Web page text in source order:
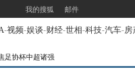
我的搜狐 邮件
-视频-娱谈-财经-世相-科技-汽车-房
足协杯中超诸强